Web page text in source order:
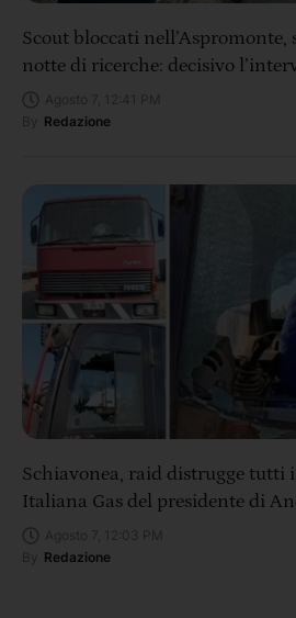
Scout bloccati nell’Aspromonte,
notte di ricerche: decisivo
Redazione
Schiavonea, raid distrugge tutti i
Italiana Gas del presidente di
Redazione